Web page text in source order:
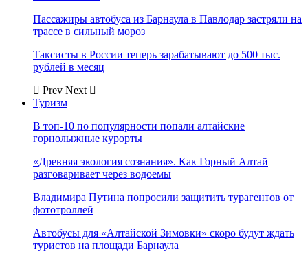
Пассажиры автобуса из Барнаула в Павлодар застряли на
трассе в сильный мороз
Таксисты в России теперь зарабатывают до 500 тыс.
рублей в месяц
Prev Next
Туризм
В топ-10 по популярности попали алтайские
горнолыжные курорты
«Древняя экология сознания». Как Горный Алтай
разговаривает через водоемы
Владимира Путина попросили защитить турагентов от
фототроллей
Автобусы для «Алтайской Зимовки» скоро будут ждать
туристов на площади Барнаула